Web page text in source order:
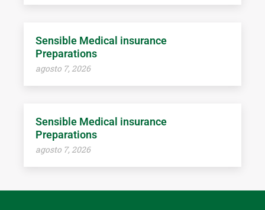
Sensible Medical insurance
Preparations
agosto 7, 2026
Sensible Medical insurance
Preparations
agosto 7, 2026